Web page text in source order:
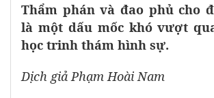
Thẩm phán và đao phủ cho
là một dấu mốc khó vượt
học trinh thám hình sự.
Dịch giả Phạm Hoài Nam